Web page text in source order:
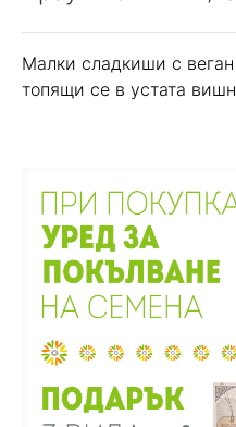
Малки сладкиши с
топящи се в устата